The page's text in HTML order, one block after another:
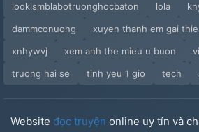
lookismblabotruonghocbaton
lola
dammconuong
xuyen thanh em gai
xnhywvj
xem anh the mieu u buon
truong hai se
tinh yeu 1 gio tech
Website đọc truyện online uy tín và